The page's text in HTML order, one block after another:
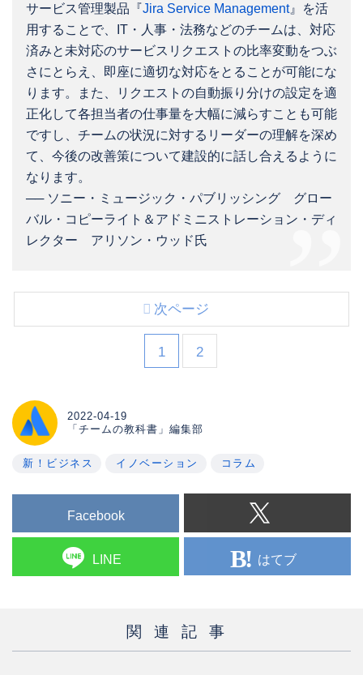
サービス管理製品『Jira Service Management』を活
用することで、IT・人事・法務などのチームは、対応
済みと未対応のサービスリクエストの比率変動をつぶ
さにとらえ、即座に適切な対応をとることが可能にな
ります。また、リクエストの自動振り分けの設定を適
正化して各担当者の仕事量を大幅に減らすことも可能
ですし、チームの状況に対するリーダーの理解を深め
て、今後の改善策について建設的に話し合えるように
なります。
── ソニー・ミュージック・パブリッシング グロー
バル・コピーライト＆アドミニストレーション・ディ
レクター アリソン・ウッド氏
1 2
次ページ
2022-04-19
「チームの教科書」編集部
新！ビジネス イノベーション コラム
Facebook
LINE はてブ
関連記事